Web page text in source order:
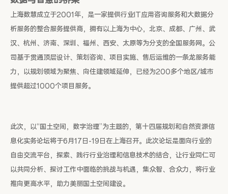
上海数慧成立于2001年，是一家提供行业IT应用咨询服务和大数据分
析服务的整合服务提供商，拥有以上海为中心，北京、成都、广州、武
汉、杭州、济南、深圳、福州、西安、太原等为分支的全国服务网。公
司基于贯通顶层设计、策划咨询、项目实施、售后运维的一条龙服务能
力，以规划领域为聚焦、向住建领域延伸，已经为200多个地区/城市
提供超过1000个项目服务。
此次，以“国土空间，数字治理”为主题的，第十四届规划和自然资源信
息化实务论坛将于6月17日-19日在上海召开。此次论坛是面向行业的
自由交流平台，探索、践行行业治理和信息技术的结合，让行业同仁可
以共同分析、探讨工作中面临的挑战与机遇，集众智、合众力，将行业
推向更高水平，助力美丽国土空间建设。